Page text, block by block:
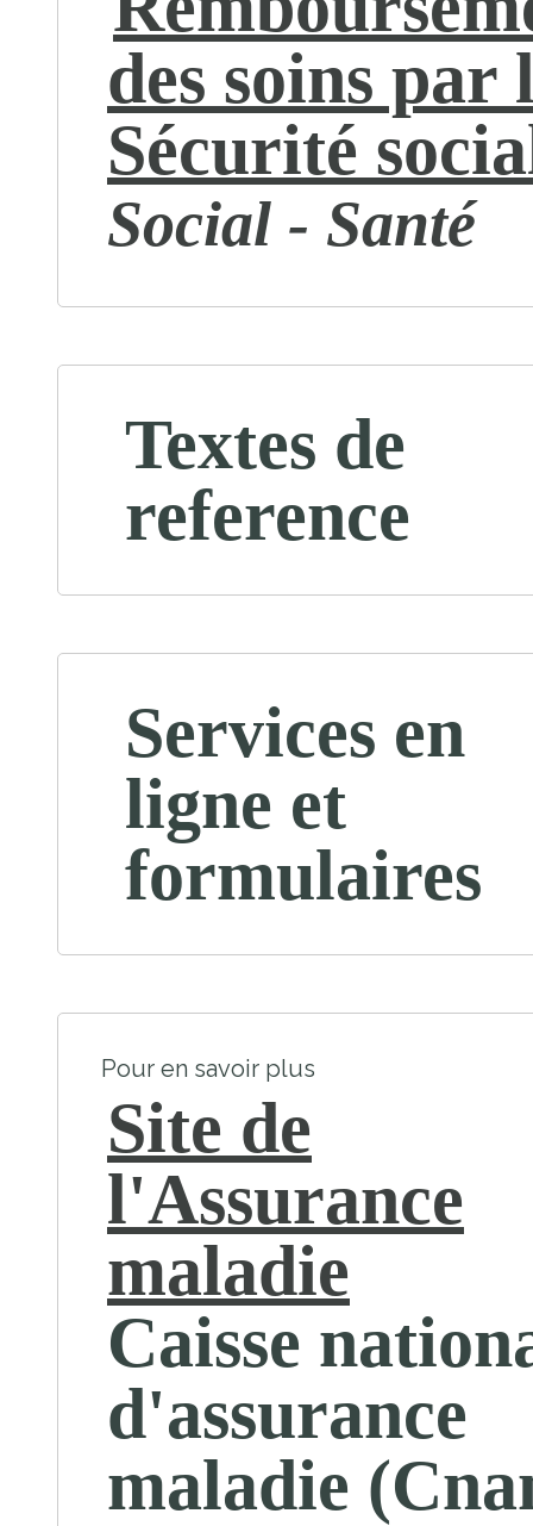
des soins par
Sécurité
Social - Santé
Textes de
reference
Services en
ligne et
formulaires
Pour en savoir plus
Site de
l'Assurance
maladie
Caisse
d'assurance
maladie